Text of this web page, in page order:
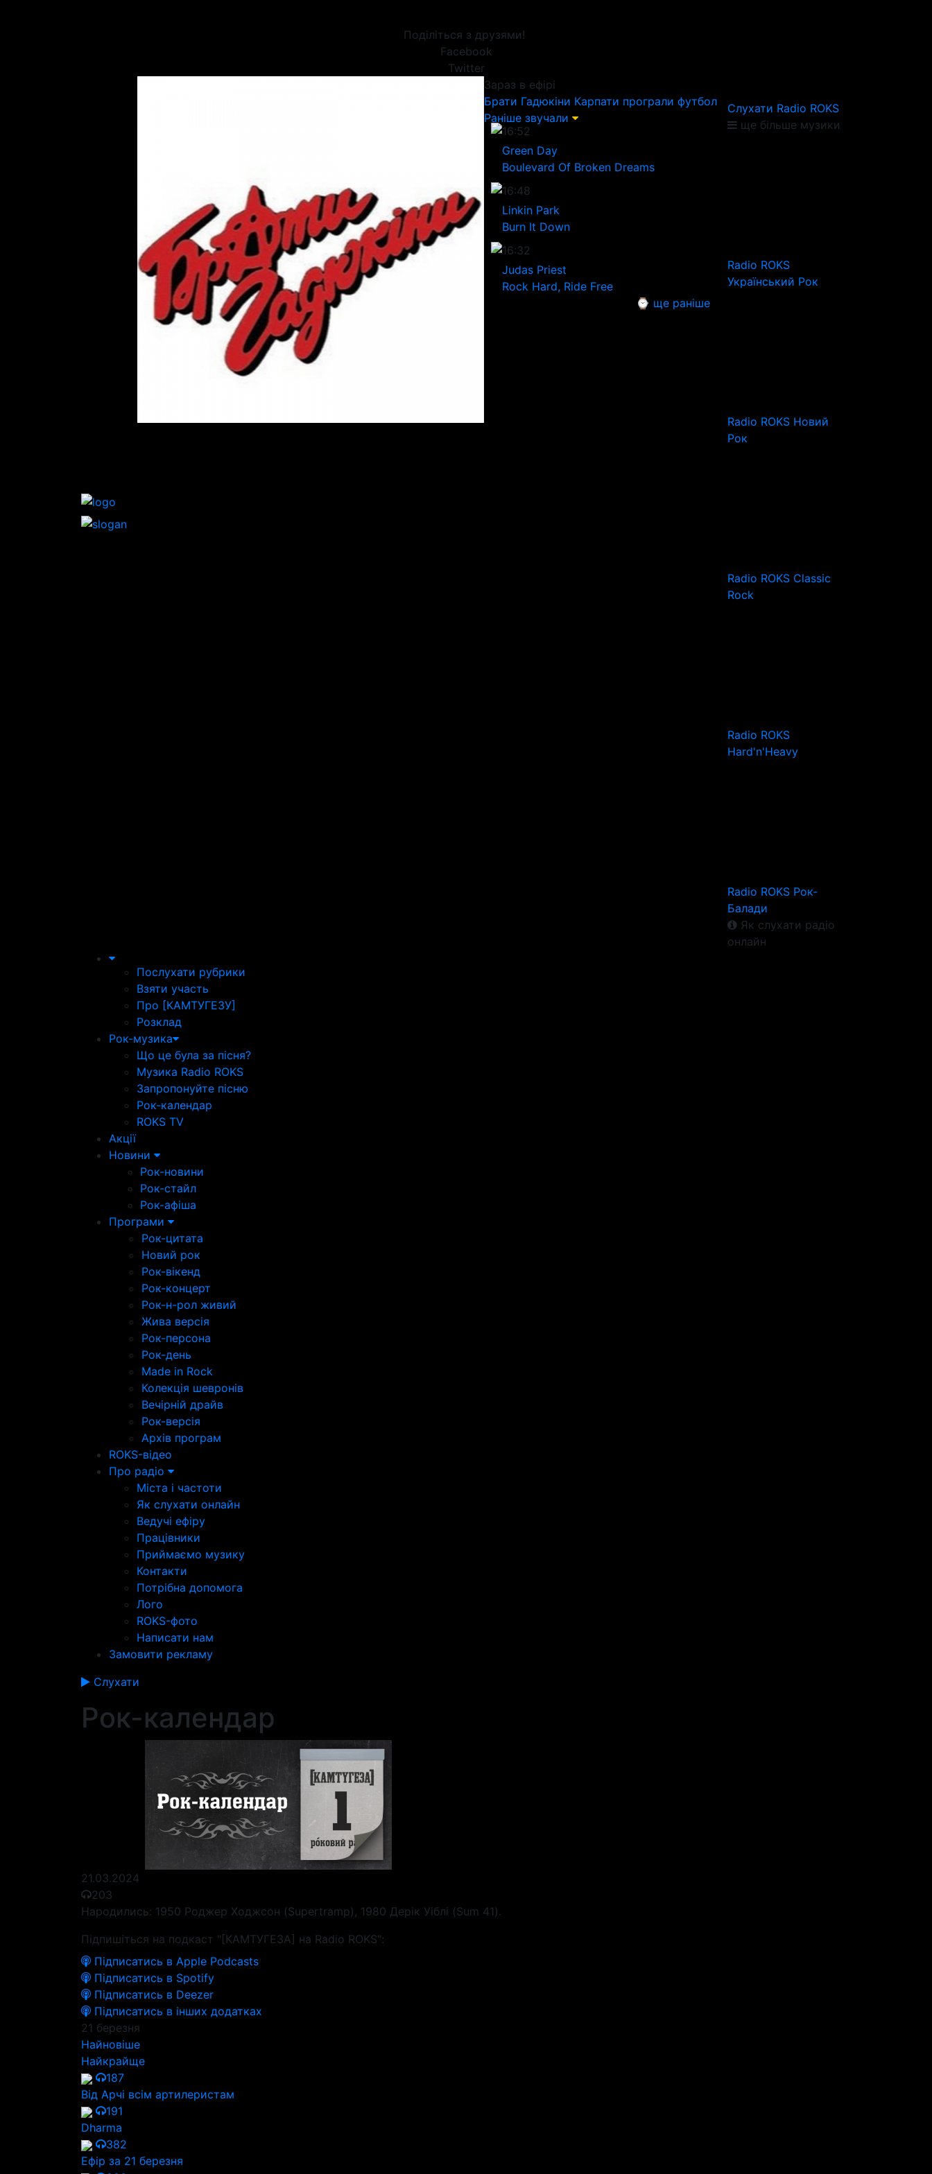
Поділіться з друзями!
Facebook
Twitter
Зараз в ефірі
Брати Гадюкіни Карпати програли футбол
Раніше звучали
16:52
Green Day
Boulevard Of Broken Dreams
16:48
Linkin Park
Burn It Down
16:32
Judas Priest
Rock Hard, Ride Free
⌚ ще раніше
Слухати Radio ROKS
ще більше музики
Radio ROKS
Український Рок
Radio ROKS Новий
Рок
Radio ROKS Classic
Rock
Radio ROKS
Hard'n'Heavy
Radio ROKS Рок-
Балади
Як слухати радіо
онлайн
Послухати рубрики
Взяти участь
Про [КАМТУГЕЗУ]
Розклад
Рок-музика
Що це була за пісня?
Музика Radio ROKS
Запропонуйте пісню
Рок-календар
ROKS TV
Акції
Новини
Рок-новини
Рок-стайл
Рок-афіша
Програми
Рок-цитата
Новий рок
Рок-вікенд
Рок-концерт
Рок-н-рол живий
Жива версія
Рок-персона
Рок-день
Made in Rock
Колекція шевронів
Вечірній драйв
Рок-версія
Архів програм
ROKS-відео
Про радіо
Міста і частоти
Як слухати онлайн
Ведучі ефіру
Працівники
Приймаємо музику
Контакти
Потрібна допомога
Лого
ROKS-фото
Написати нам
Замовити рекламу
Слухати
Рок-календар
21.03.2024
203
Народились: 1950 Роджер Ходжсон (Supertramp), 1980 Дерік Уіблі (Sum 41).
Підпишіться на подкаст "[КАМТУГЕЗА] на Radio ROKS":
Підписатись в Apple Podcasts
Підписатись в Spotify
Підписатись в Deezer
Підписатись в інших додатках
21 березня
Найновіше
Найкрайще
187
Від Арчі всім артилеристам
191
Dharma
382
Ефір за 21 березня